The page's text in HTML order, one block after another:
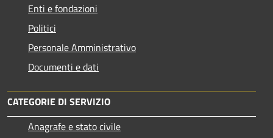
Enti e fondazioni
Politici
Personale Amministrativo
Documenti e dati
CATEGORIE DI SERVIZIO
Anagrafe e stato civile